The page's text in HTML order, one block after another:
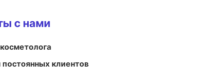
с нами
клиентов